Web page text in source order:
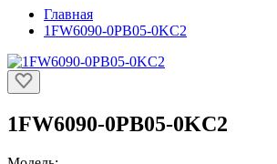
Главная
1FW6090-0PB05-0KC2
1FW6090-0PB05-0KC2